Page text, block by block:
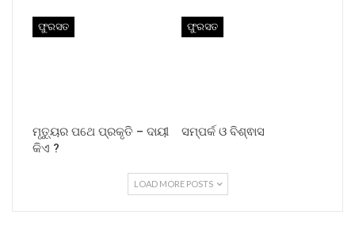
ଫୁରସତ
ମୃତ୍ୟୁର ପଥେ ପ୍ରକୃତି – ଦାୟୀ
କିଏ ?
ଫୁରସତ
ସମ୍ପର୍କ ଓ ବିଶ୍ଵାସ
LOAD MORE POSTS